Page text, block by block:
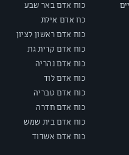
כוח אדם באר שבע
כח אדם אילת
כוח אדם ראשון לציון
כוח אדם קרית גת
כוח אדם נהריה
כוח אדם לוד
כוח אדם טבריה
כוח אדם חדרה
כוח אדם בית שמש
כוח אדם אשדוד